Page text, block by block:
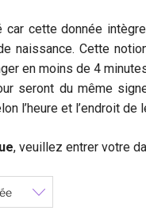
cette donnée
naissance. Cette
en moins de 4
seront du même
l’heure et l’endroit de
, veuillez entrer votre